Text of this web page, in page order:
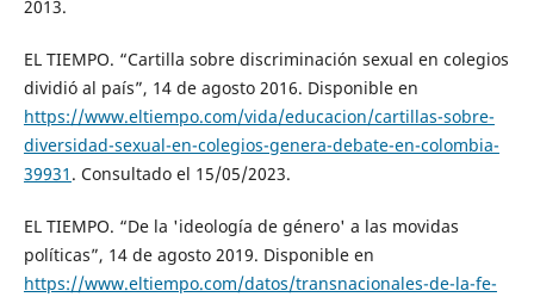
2013.
EL TIEMPO. “Cartilla sobre discriminación sexual en colegios
dividió al país”, 14 de agosto 2016. Disponible en
https://www.eltiempo.com/vida/educacion/cartillas-sobre-
diversidad-sexual-en-colegios-genera-debate-en-colombia-
39931 . Consultado el 15/05/2023.
EL TIEMPO. “De la 'ideología de género' a las movidas
políticas”, 14 de agosto 2019. Disponible en
https://www.eltiempo.com/datos/transnacionales-de-la-fe-